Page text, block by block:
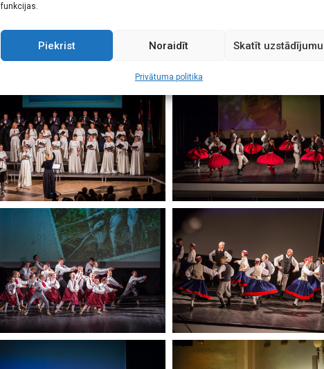
funkcijas.
Piekrist Noraidīt Skatīt
Privātuma politika